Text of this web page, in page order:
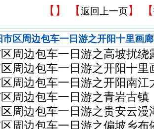
【 】 【返回上一页】 【
市区周边包车一日游之开阳十里画
周边包车一日游之高坡扰绕
周边包车一日游之开阳十里
周边包车一日游之开阳南江
周边包车一日游之青岩古镇
周边包车一日游之贵安云漫
周边包车一日游之偏坡乡布